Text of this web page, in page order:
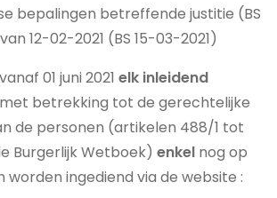
bepalingen betreffende justitie (BS
12-02-2021 (BS 15-03-2021)
01 juni 2021 elk inleidend
met betrekking tot de gerechtelijke
de personen (artikelen 488/1 tot
Burgerlijk Wetboek) enkel nog op
worden ingediend via de website :